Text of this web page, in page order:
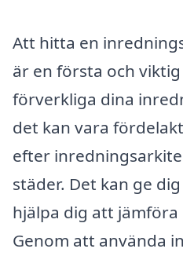
Att hitta en
är en första och
förverkliga dina
det kan vara
efter
städer. Det kan ge
hjälpa dig att
Genom att använda